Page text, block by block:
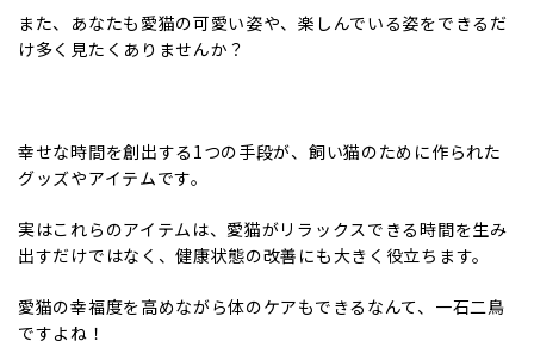
また、あなたも愛猫の可愛い姿や、楽しんでいる姿をできるだ
け多く見たくありませんか？
幸せな時間を創出する1つの手段が、飼い猫のために作られた
グッズやアイテムです。
実はこれらのアイテムは、愛猫がリラックスできる時間を生み
出すだけではなく、健康状態の改善にも大きく役立ちます。
愛猫の幸福度を高めながら体のケアもできるなんて、一石二鳥
ですよね！